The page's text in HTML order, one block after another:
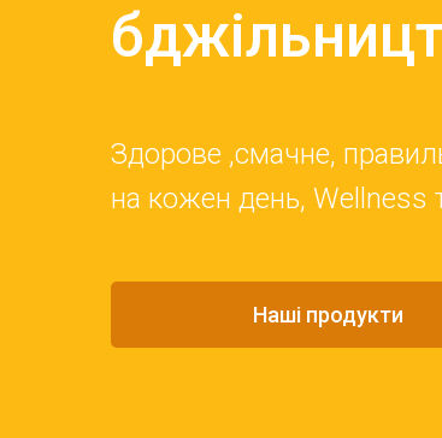
Здорове ,смачне,
на кожен день, Wellness
Наші продукти